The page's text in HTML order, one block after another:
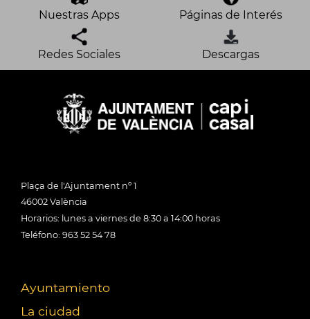
Nuestras Apps Páginas de Interés
Redes Sociales Descargas
Plaça de l'Ajuntament nº 1
46002 València
Horarios: lunes a viernes de 8:30 a 14:00 horas
Teléfono: 963 52 54 78
Ayuntamiento
La ciudad